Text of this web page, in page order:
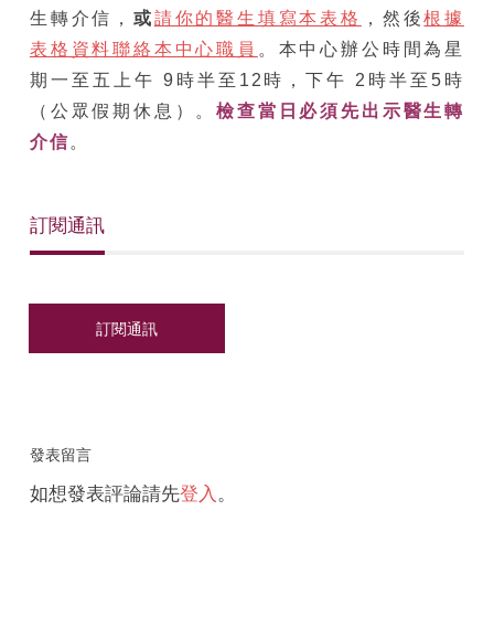
生轉介信， 或請你的醫生填寫本表格 ，然後根據
表格資料聯絡本中心職員 。本中心辦公時間為星
期一至五上午 9時半至12時，下午 2時半至5時
（公眾假期休息）。檢查當日必須先出示醫生轉
介信。
訂閱通訊
發表留言
如想發表評論請先登入 。